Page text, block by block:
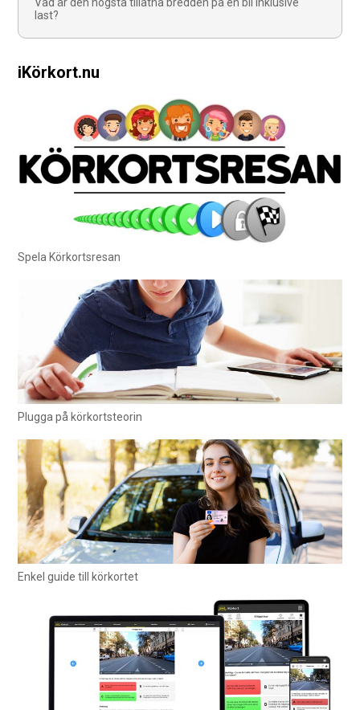
last?
iKörkort.nu
Spela Körkortsresan
Plugga på körkortsteorin
Enkel guide till körkortet